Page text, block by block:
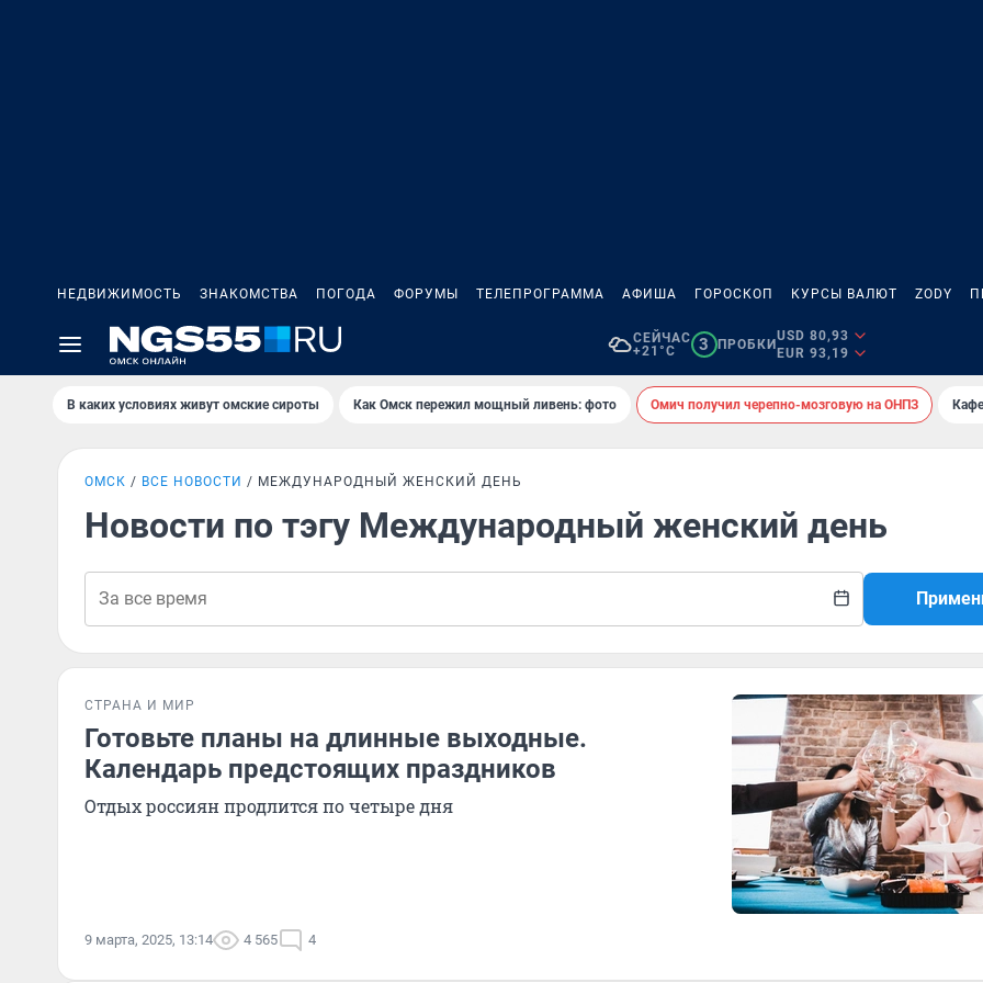
НЕДВИЖИМОСТЬ ЗНАКОМСТВА ПОГОДА ФОРУМЫ ТЕЛЕПРОГРАММА АФИША ГОРОСКОП КУРСЫ ВАЛЮТ ZODY
СЕЙЧАС
+21°C
3 ПРОБКИ
USD 80,93
EUR 93,19
В каких условиях живут омские сироты Как Омск пережил мощный ливень: фото Омич получил черепно-мозговую на ОНПЗ
ОМСК ВСЕ НОВОСТИ МЕЖДУНАРОДНЫЙ ЖЕНСКИЙ ДЕНЬ
Новости по тэгу Международный женский день
СТРАНА И МИР
Готовьте планы на длинные выходные.
Календарь предстоящих праздников
Отдых россиян продлится по четыре дня
9 марта, 2025, 13:14 4 565 4